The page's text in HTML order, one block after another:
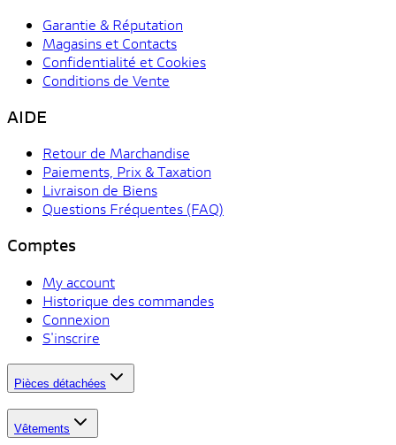
Garantie & Réputation
Magasins et Contacts
Confidentialité et Cookies
Conditions de Vente
AIDE
Retour de Marchandise
Paiements, Prix & Taxation
Livraison de Biens
Questions Fréquentes (FAQ)
Comptes
My account
Historique des commandes
Connexion
S'inscrire
Pièces détachées
Vêtements